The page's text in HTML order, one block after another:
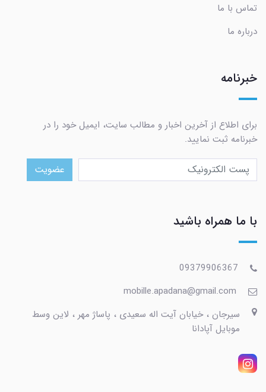
تماس با ما
درباره ما
خبرنامه
برای اطلاع از آخرین اخبار و مطالب سایت، ایمیل خود را در
خبرنامه ثبت نمایید.
عضویت
با ما همراه باشید
09379906367
mobille.apadana@gmail.com
سیرجان ، خیابان آیت اله سعیدی ، پاساژ مهر ، لاین وسط
موبایل آپادانا